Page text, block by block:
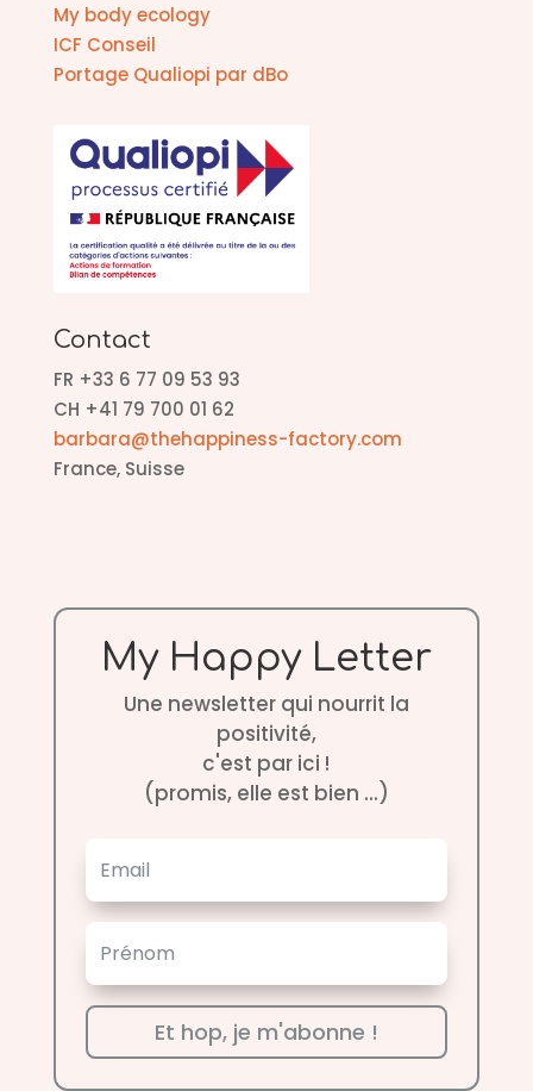
My body ecology
ICF Conseil
Portage Qualiopi par dBo
Contact
FR +33 6 77 09 53 93
CH +41 79 700 01 62
barbara@thehappiness-factory.com
France, Suisse
My Happy Letter
Une newsletter qui nourrit la
positivité,
c'est par ici !
(promis, elle est bien ...)
Et hop, je m'abonne !